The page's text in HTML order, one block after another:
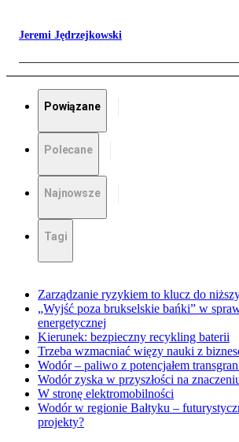
Jeremi Jędrzejkowski
Powiązane
Polecane
Najnowsze
Tagi
Zarządzanie ryzykiem to klucz do
„Wyjść poza brukselskie bańki” w
energetycznej
Kierunek: bezpieczny recykling baterii
Trzeba wzmacniać więzy nauki z
Wodór – paliwo z potencjałem
Wodór zyska w przyszłości na
W stronę elektromobilności
Wodór w regionie Bałtyku –
projekty?